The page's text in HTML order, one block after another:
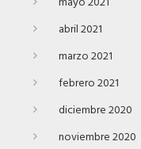
abril 2021
marzo 2021
febrero 2021
diciembre 2020
noviembre 2020